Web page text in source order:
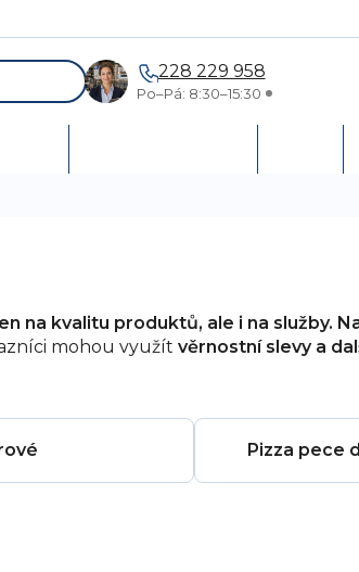
228 229 958
Po–Pá: 8:30–15:30
na kvalitu produktů, ale i na služby.
mohou využít věrnostní slevy a
Pizza pece